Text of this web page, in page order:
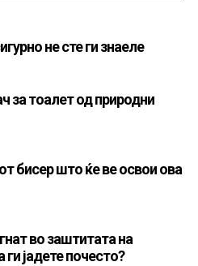
не сте ги знаеле
за тоалет од природни
бисер што ќе ве освои ова
во заштитата на
јадете почесто?